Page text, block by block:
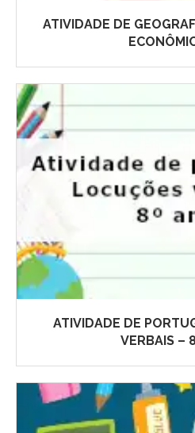
ATIVIDADE DE
ATIVIDADE DE
VERBAIS –